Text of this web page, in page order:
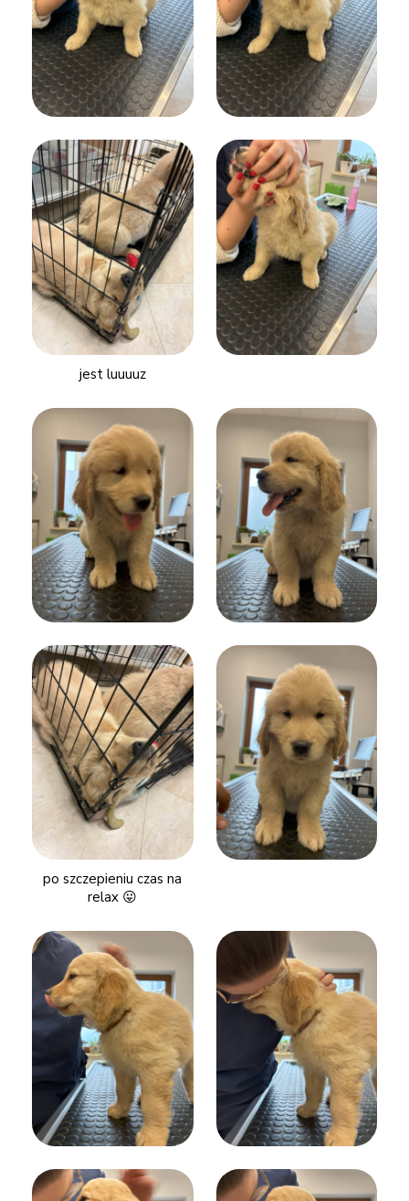
jest luuuuz
po szczepieniu czas na
relax 😛